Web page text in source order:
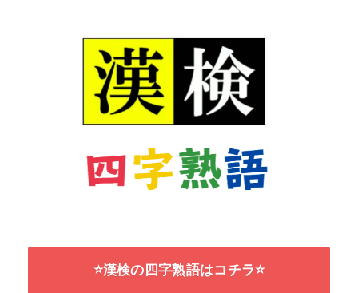
⭐漢検の四字熟語はコチラ⭐